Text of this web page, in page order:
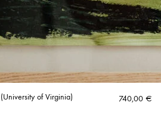
of Virginia) 740,00 €